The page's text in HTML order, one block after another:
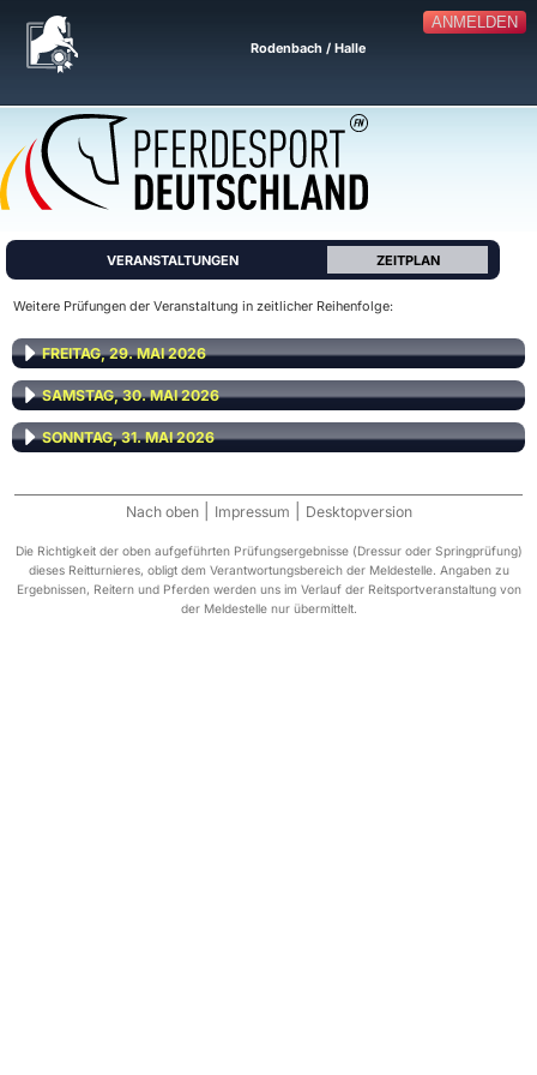
ANMELDEN
Rodenbach / Halle
VERANSTALTUNGEN ZEITPLAN
Weitere Prüfungen der Veranstaltung in zeitlicher Reihenfolge:
FREITAG, 29. MAI 2026
SAMSTAG, 30. MAI 2026
SONNTAG, 31. MAI 2026
Nach oben Impressum Desktopversion
Die Richtigkeit der oben aufgeführten Prüfungsergebnisse (Dressur oder Springprüfung)
dieses Reitturnieres, obligt dem Verantwortungsbereich der Meldestelle. Angaben zu
Ergebnissen, Reitern und Pferden werden uns im Verlauf der Reitsportveranstaltung von
der Meldestelle nur übermittelt.